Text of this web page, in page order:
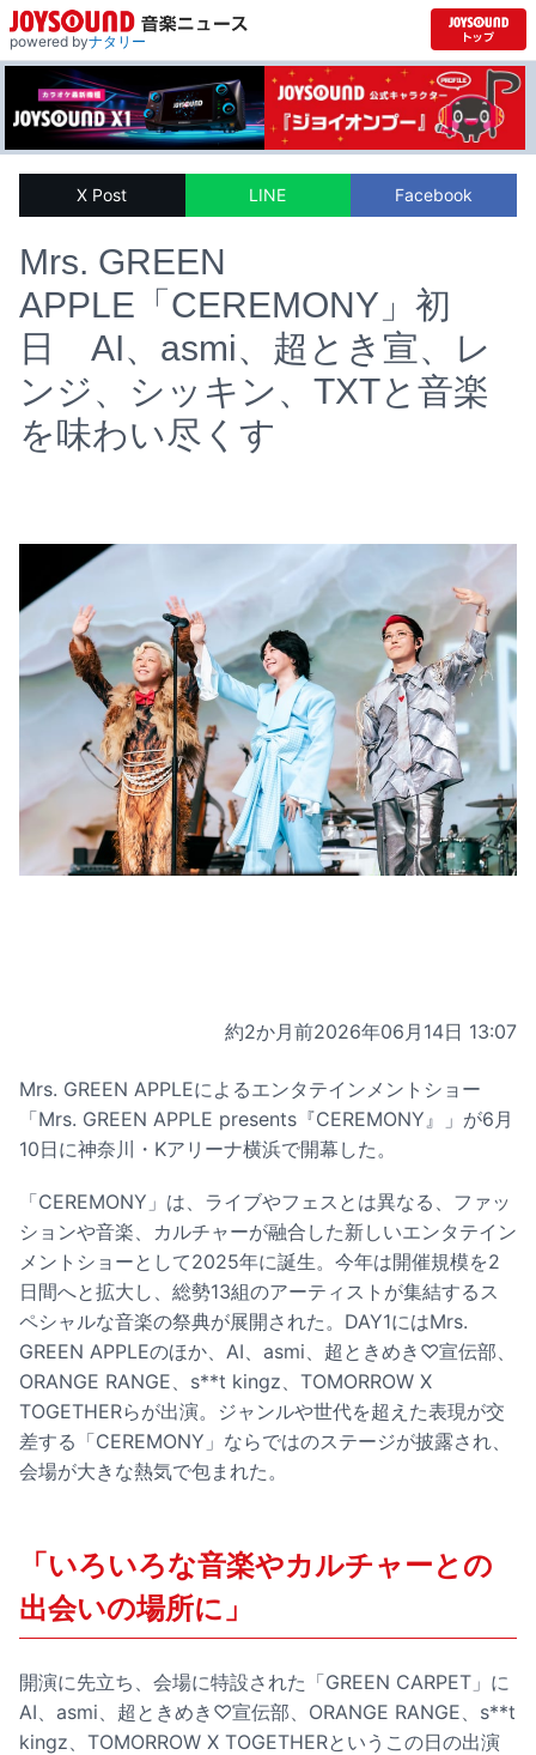
powered byナタリー
X Post LINE Facebook
Mrs. GREEN
APPLE「CEREMONY」初
日 AI、asmi、超とき宣、レ
ンジ、シッキン、TXTと音楽
を味わい尽くす
約2か月前2026年06月14日 13:07
Mrs. GREEN APPLEによるエンタテインメントショー
「Mrs. GREEN APPLE presents『CEREMONY』」が6月
10日に神奈川・Kアリーナ横浜で開幕した。
「CEREMONY」は、ライブやフェスとは異なる、ファッ
ションや音楽、カルチャーが融合した新しいエンタテイン
メントショーとして2025年に誕生。今年は開催規模を2
日間へと拡大し、総勢13組のアーティストが集結するス
ペシャルな音楽の祭典が展開された。DAY1にはMrs.
GREEN APPLEのほか、AI、asmi、超ときめき♡宣伝部、
ORANGE RANGE、s**t kingz、TOMORROW X
TOGETHERらが出演。ジャンルや世代を超えた表現が交
差する「CEREMONY」ならではのステージが披露され、
会場が大きな熱気で包まれた。
「いろいろな音楽やカルチャーとの
出会いの場所に」
開演に先立ち、会場に特設された「GREEN CARPET」に
AI、asmi、超ときめき♡宣伝部、ORANGE RANGE、s**t
kingz、TOMORROW X TOGETHERというこの日の出演